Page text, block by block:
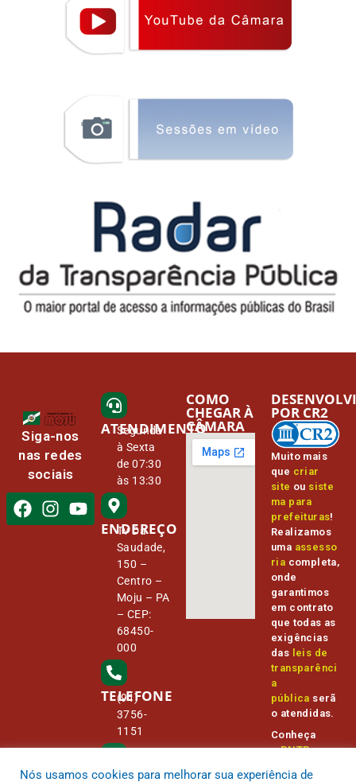
Siga-nos
nas redes
sociais
ATENDIMENTO
Segunda
à Sexta
de 07:30
às 13:30
ENDEREÇO
Tv Da
Saudade,
150 –
Centro –
Moju – PA
– CEP:
68450-
000
TELEFONE
(91)
3756-
1151
COMO
CHEGAR À
CÂMARA
Muito mais
que criar
site ou siste
ma para
prefeituras!
Realizamos
uma assesso
ria completa,
onde
garantimos
em contrato
que todas as
exigências
das leis de
transparênci
a
pública serã
o atendidas.
Conheça
oPNTPe
POR CR2
Nós usamos cookies para melhorar sua experiência de